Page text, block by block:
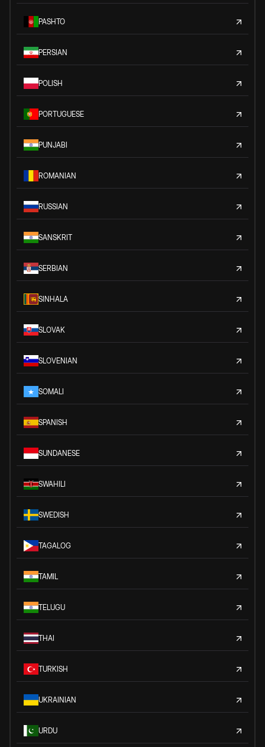
PASHTO
PERSIAN
POLISH
PORTUGUESE
PUNJABI
ROMANIAN
RUSSIAN
SANSKRIT
SERBIAN
SINHALA
SLOVAK
SLOVENIAN
SOMALI
SPANISH
SUNDANESE
SWAHILI
SWEDISH
TAGALOG
TAMIL
TELUGU
THAI
TURKISH
UKRAINIAN
URDU